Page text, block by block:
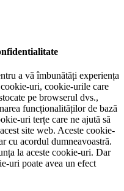
a vă îmbunătăți experiența
uri, cookie-urile care
pe browserul dvs.,
funcționalităților de bază
uri terțe care ne ajută să
site web. Aceste cookie-
cu acordul dumneavoastră.
la aceste cookie-uri. Dar
uri poate avea un efect